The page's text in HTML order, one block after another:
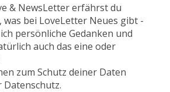
& NewsLetter erfährst du
was bei LoveLetter Neues gibt -
persönliche Gedanken und
auch das eine oder
zum Schutz deiner Daten
Datenschutz.